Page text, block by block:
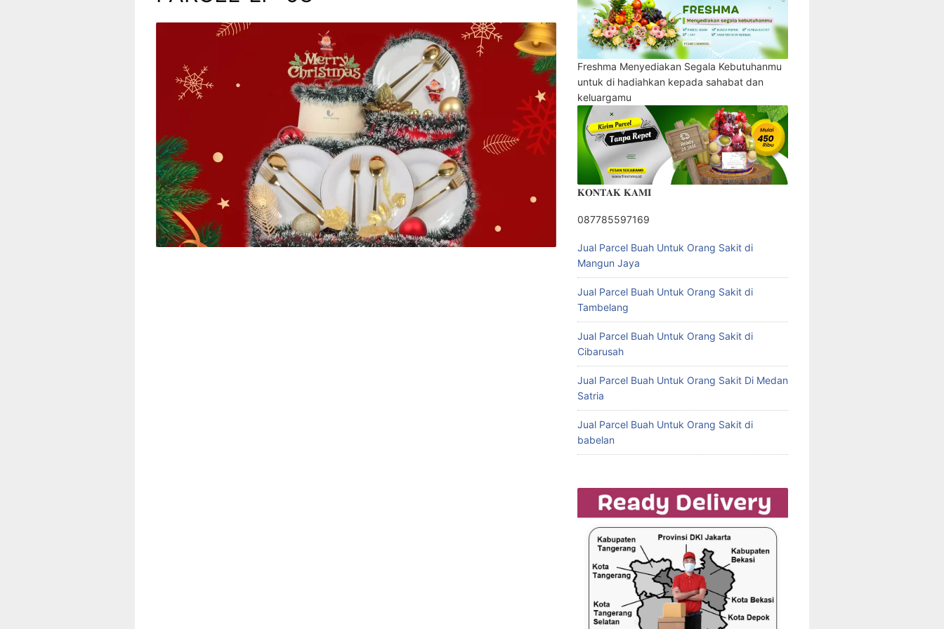
Freshma Menyediakan Segala Kebutuhanmu
untuk di hadiahkan kepada sahabat dan
keluargamu
𝐊𝐎𝐍𝐓𝐀𝐊 𝐊𝐀𝐌𝐈
087785597169
Jual Parcel Buah Untuk Orang Sakit di
Mangun Jaya
Jual Parcel Buah Untuk Orang Sakit di
Tambelang
Jual Parcel Buah Untuk Orang Sakit di
Cibarusah
Jual Parcel Buah Untuk Orang Sakit Di Medan
Satria
Jual Parcel Buah Untuk Orang Sakit di
babelan